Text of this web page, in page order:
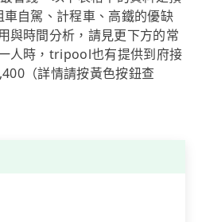
自駕、計程車、高鐵的優缺
與時間分析，請見更下方的常
人時，tripool也有提供到府接
（詳情請按黃色按鈕查